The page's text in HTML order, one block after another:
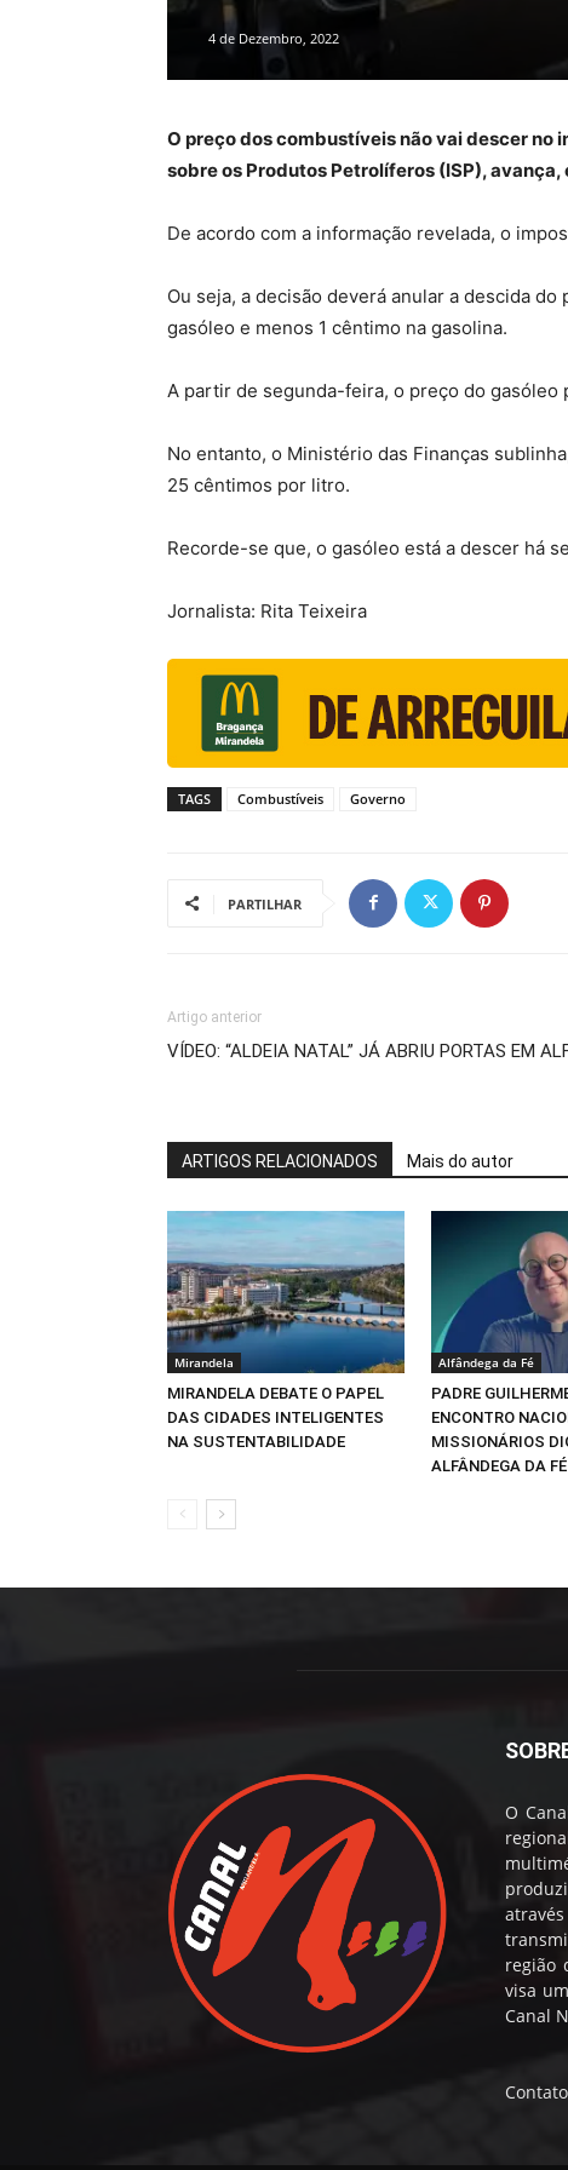
4 de Dezembro, 2022
O preço dos combustíveis não vai descer no
sobre os Produtos Petrolíferos (ISP), avança,
De acordo com a informação revelada, o
Ou seja, a decisão deverá anular a descida
gasóleo e menos 1 cêntimo na gasolina.
A partir de segunda-feira, o preço do gasóleo
No entanto, o Ministério das Finanças
25 cêntimos por litro.
Recorde-se que, o gasóleo está a descer há
Jornalista: Rita Teixeira
TAGS Combustíveis Governo
PARTILHAR
Artigo anterior
VÍDEO: “ALDEIA NATAL” JÁ ABRIU PORTAS EM
ARTIGOS RELACIONADOS Mais do autor
Mirandela
MIRANDELA DEBATE O PAPEL
DAS CIDADES INTELIGENTES
NA SUSTENTABILIDADE
Alfândega da Fé
PADRE
ENCONTRO
MISSIONÁRIOS
ALFÂNDEGA DA FÉ
O
região
visa
Canal